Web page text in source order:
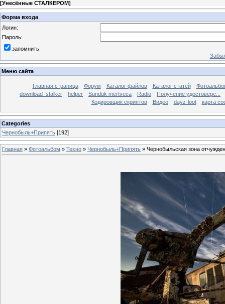
[Унесённые СТАЛКЕРОМ]
Форма входа
Логин:
Пароль:
запомнить
Меню сайта
Главная страница Форум Каталог файлов Каталог статей
download_stalker
helper Sunduk mertveca Radio
Получение удостовере...
Кодировщик скриптов
Видео dayz-loot карта
Categories
Чернобыль+Припять [192]
Главная » Фотоальбом » Техно » Чернобыль+Припять » Чернобыльская зона